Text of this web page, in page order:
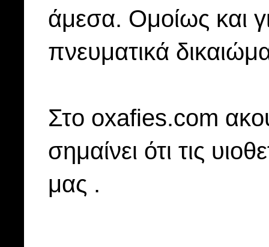
άμεσα. Ομοίως και
πνευματικά
Στo oxafies.com
σημαίνει ότι τις
μας .